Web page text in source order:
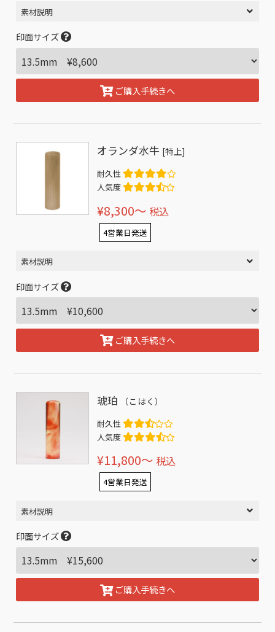
素材説明
印面サイズ
ご購入手続きへ
オランダ水牛 [特上]
耐久性
人気度
¥8,300〜 税込
4営業日発送
素材説明
印面サイズ
ご購入手続きへ
琥珀 （こはく）
耐久性
人気度
¥11,800〜 税込
4営業日発送
素材説明
印面サイズ
ご購入手続きへ